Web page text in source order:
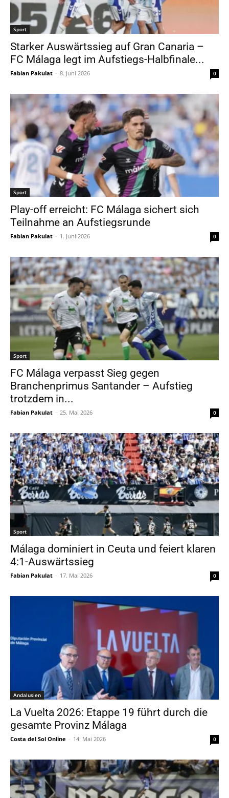
Sport
Starker Auswärtssieg auf Gran Canaria –
FC Málaga legt im Aufstiegs-Halbfinale...
Fabian Pakulat - 8. Juni 2026 0
Sport
Play-off erreicht: FC Málaga sichert sich
Teilnahme an Aufstiegsrunde
Fabian Pakulat - 1. Juni 2026 0
Sport
FC Málaga verpasst Sieg gegen
Branchenprimus Santander – Aufstieg
trotzdem in...
Fabian Pakulat - 25. Mai 2026 0
Sport
Málaga dominiert in Ceuta und feiert klaren
4:1-Auswärtssieg
Fabian Pakulat - 17. Mai 2026 0
Andalusien
La Vuelta 2026: Etappe 19 führt durch die
gesamte Provinz Málaga
Costa del Sol Online - 14. Mai 2026 0